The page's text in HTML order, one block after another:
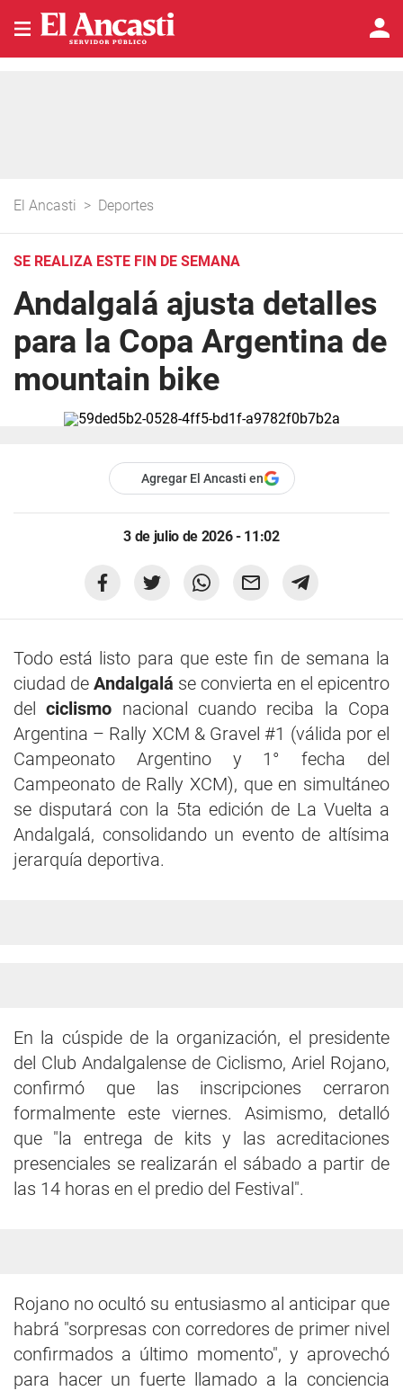
El Ancasti > Deportes
SE REALIZA ESTE FIN DE SEMANA
Andalgalá ajusta detalles
para la Copa Argentina de
mountain bike
Agregar El Ancasti en
3 de julio de 2026 - 11:02
Todo está listo para que este fin de semana la
ciudad de Andalgalá se convierta en el epicentro
delciclismo nacional cuando reciba la Copa
Argentina – Rally XCM & Gravel #1 (válida por el
Campeonato Argentino y 1° fecha del
Campeonato de Rally XCM), que en simultáneo
se disputará con la 5ta edición de La Vuelta a
Andalgalá, consolidando un evento de altísima
jerarquía deportiva.
En la cúspide de la organización, el presidente
del Club Andalgalense de Ciclismo, Ariel Rojano,
confirmó que las inscripciones cerraron
formalmente este viernes. Asimismo, detalló
que "la entrega de kits y las acreditaciones
presenciales se realizarán el sábado a partir de
las 14 horas en el predio del Festival".
Rojano no ocultó su entusiasmo al anticipar que
habrá "sorpresas con corredores de primer nivel
confirmados a último momento", y aprovechó
para hacer un fuerte llamado a la conciencia